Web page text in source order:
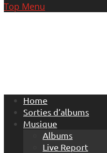
Top Menu
Home
Sorties d’albums
Musique
Albums
Live Report